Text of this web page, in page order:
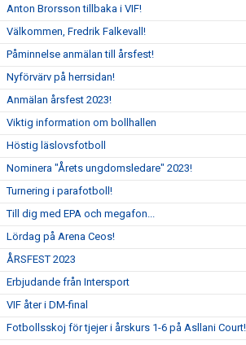
Anton Brorsson tillbaka i VIF!
Välkommen, Fredrik Falkevall!
Påminnelse anmälan till årsfest!
Nyförvärv på herrsidan!
Anmälan årsfest 2023!
Viktig information om bollhallen
Höstig läslovsfotboll
Nominera "Årets ungdomsledare" 2023!
Turnering i parafotboll!
Till dig med EPA och megafon...
Lördag på Arena Ceos!
ÅRSFEST 2023
Erbjudande från Intersport
VIF åter i DM-final
Fotbollsskoj för tjejer i årskurs 1-6 på Asllani Court!